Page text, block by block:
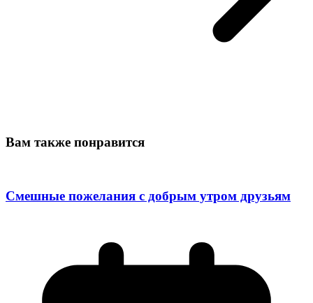
Вам также понравится
Смешные пожелания с добрым утром друзьям